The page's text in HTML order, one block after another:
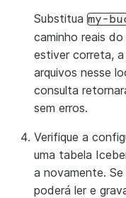
Substitua my-
caminho reais
estiver correta,
arquivos nesse
consulta
sem erros.
Verifique a
uma tabela
a novamente.
poderá ler e